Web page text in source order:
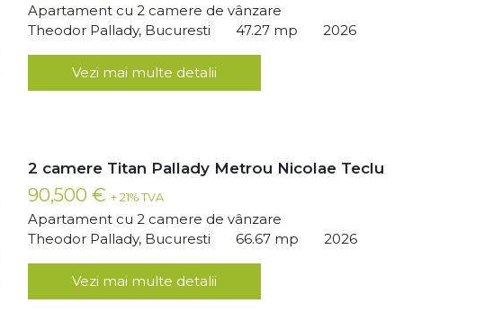
Apartament cu 2 camere de vânzare
Theodor Pallady, Bucuresti
47.27 mp 2026
Vezi mai multe detalii
2 camere Titan Pallady Metrou Nicolae Teclu
90,500 € + 21% TVA
Apartament cu 2 camere de vânzare
Theodor Pallady, Bucuresti
66.67 mp 2026
Vezi mai multe detalii